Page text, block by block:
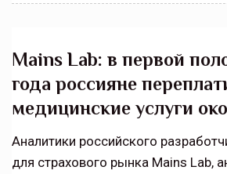
Mains Lab: в первой
года россияне
медицинские услуги
Аналитики российского
для страхового рынка Mains Lab,